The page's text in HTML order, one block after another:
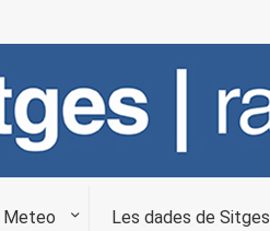
Meteo Les dades de Sitges